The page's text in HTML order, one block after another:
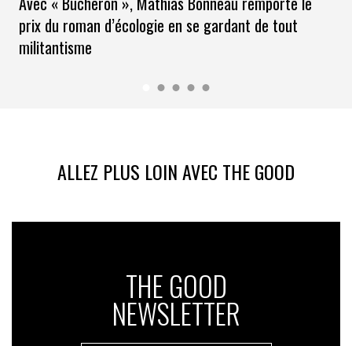
prix du roman d’écologie en se gardant de tout
militantisme
ALLEZ PLUS LOIN AVEC THE GOOD
THE GOOD
NEWSLETTER